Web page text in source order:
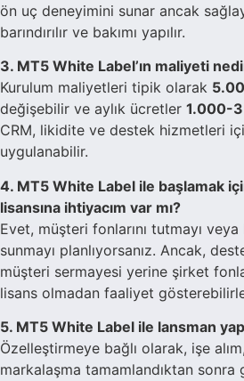
ön uç deneyimini sunar ancak
barındırılır ve bakımı yapılır.
3. MT5 White Label’ın maliyeti
Kurulum maliyetleri tipik olarak
değişebilir ve aylık ücretler 1.000-3
CRM, likidite ve destek hizmetleri
uygulanabilir.
4. MT5 White Label ile başlamak
lisansına ihtiyacım var mı?
Evet, müşteri fonlarını tutmayı veya
sunmayı planlıyorsanız. Ancak,
müşteri sermayesi yerine şirket
lisans olmadan faaliyet
5. MT5 White Label ile lansman
Özelleştirmeye bağlı olarak, işe
markalaşma tamamlandıktan sonra